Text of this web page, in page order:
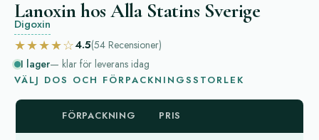
Lanoxin hos Alla Statins Sverige
Digoxin
★★★★☆4.5(54 Recensioner)
I lager— klar för leverans idag
VÄLJ DOS OCH FÖRPACKNINGSSTORLEK
FÖRPACKNING PRIS